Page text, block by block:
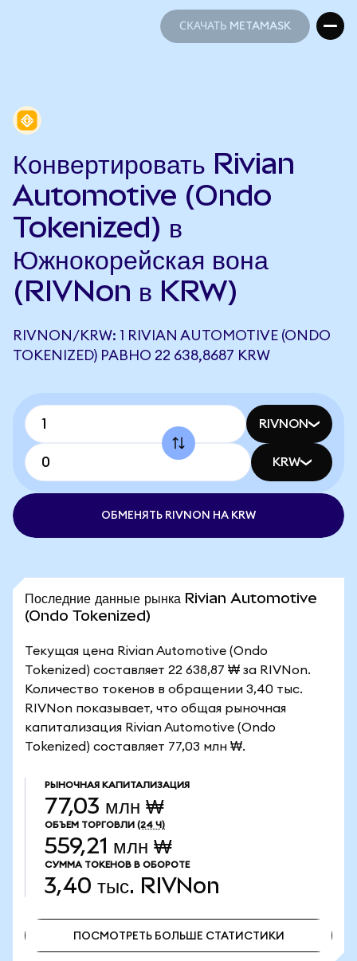
СКАЧАТЬ METAMASK
Конвертировать Rivian
Automotive (Ondo
Tokenized) в
Южнокорейская вона
(RIVNon в KRW)
RIVNON/KRW: 1 RIVIAN AUTOMOTIVE (ONDO
TOKENIZED) РАВНО 22 638,8687 KRW
RIVNON
KRW
ОБМЕНЯТЬ RIVNON НА KRW
Последние данные рынка Rivian Automotive
(Ondo Tokenized)
Текущая цена Rivian Automotive (Ondo
Tokenized) составляет 22 638,87 ₩ за RIVNon.
Количество токенов в обращении 3,40 тыс.
RIVNon показывает, что общая рыночная
капитализация Rivian Automotive (Ondo
Tokenized) составляет 77,03 млн ₩.
РЫНОЧНАЯ КАПИТАЛИЗАЦИЯ
77,03 млн ₩
ОБЪЕМ ТОРГОВЛИ (24 Ч)
559,21 млн ₩
СУММА ТОКЕНОВ В ОБОРОТЕ
3,40 тыс. RIVNon
ПОСМОТРЕТЬ БОЛЬШЕ СТАТИСТИКИ